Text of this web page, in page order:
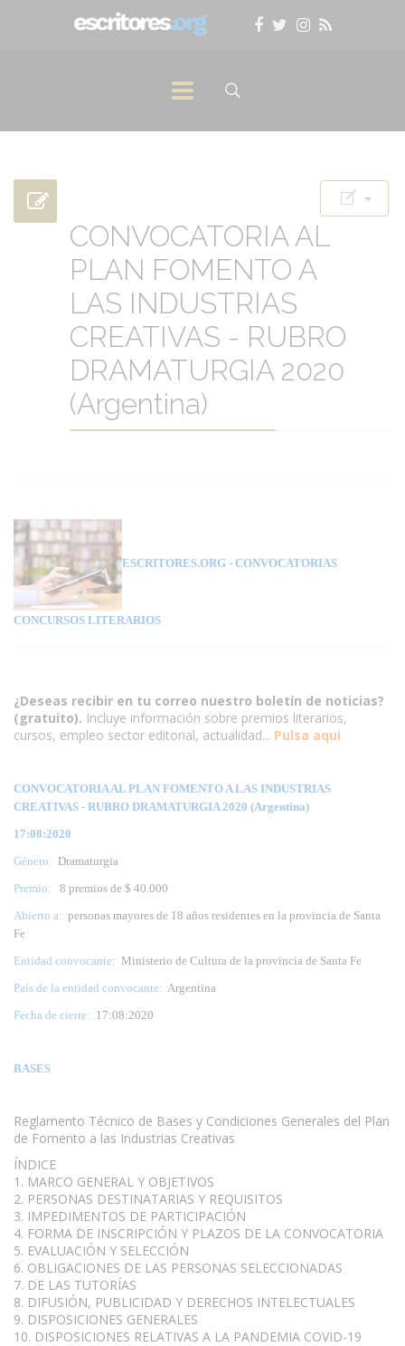
CONVOCATORIA AL
PLAN FOMENTO A
LAS INDUSTRIAS
CREATIVAS - RUBRO
DRAMATURGIA 2020
(Argentina)
ESCRITORES.ORG - CONVOCATORIAS
CONCURSOS LITERARIOS
¿Deseas recibir en tu correo nuestro boletín de noticias?
(gratuito). Incluye información sobre premios literarios,
cursos, empleo sector editorial, actualidad... Pulsa aqui
CONVOCATORIA AL PLAN FOMENTO A LAS INDUSTRIAS
CREATIVAS - RUBRO DRAMATURGIA 2020 (Argentina)
17:08:2020
Género: Dramaturgia
Premio:
8 premios de $ 40.000
Abierto a: personas mayores de 18 años residentes en la provincia de Santa
Fe
Entidad convocante: Ministerio de Cultura de la provincia de Santa Fe
País de la entidad convocante: Argentina
Fecha de cierre: 17:08:2020
BASES
Reglamento Técnico de Bases y Condiciones Generales del Plan
de Fomento a las Industrias Creativas
ÍNDICE
1. MARCO GENERAL Y OBJETIVOS
2. PERSONAS DESTINATARIAS Y REQUISITOS
3. IMPEDIMENTOS DE PARTICIPACIÓN
4. FORMA DE INSCRIPCIÓN Y PLAZOS DE LA CONVOCATORIA
5. EVALUACIÓN Y SELECCIÓN
6. OBLIGACIONES DE LAS PERSONAS SELECCIONADAS
7. DE LAS TUTORÍAS
8. DIFUSIÓN, PUBLICIDAD Y DERECHOS INTELECTUALES
9. DISPOSICIONES GENERALES
10. DISPOSICIONES RELATIVAS A LA PANDEMIA COVID-19